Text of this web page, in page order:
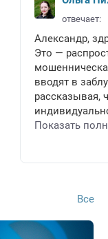
отвечает:
Александр,
Это —
вводят в
рассказывая,
Показать
Все